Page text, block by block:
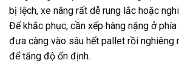
bị lệch, xe nâng rất dễ rung lắc hoặc
Để khắc phục, cần xếp hàng nặng ở
đưa càng vào sâu hết pallet rồi nghiêng
để tăng độ ổn định.